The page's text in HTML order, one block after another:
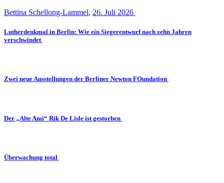
Bettina Schellong-Lammel, 26. Juli 2026
Lutherdenkmal in Berlin: Wie ein Siegerentwurf nach zehn Jahren
verschwindet
Zwei neue Ausstellungen der Berliner Newton FOundation
Der „Alte Ami“ Rik De Lisle ist gestorben
Überwachung total